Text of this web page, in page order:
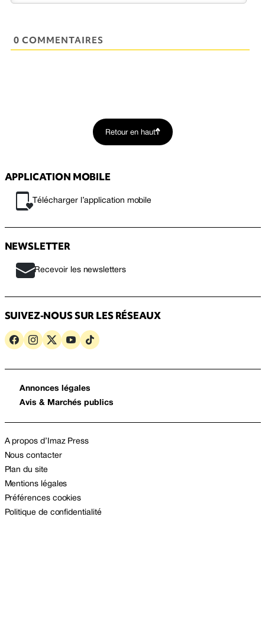
0 COMMENTAIRES
Retour en haut
APPLICATION MOBILE
Télécharger l’application mobile
NEWSLETTER
Recevoir les newsletters
SUIVEZ-NOUS SUR LES RÉSEAUX
Annonces légales
Avis & Marchés publics
A propos d’Imaz Press
Nous contacter
Plan du site
Mentions légales
Préférences cookies
Politique de confidentialité